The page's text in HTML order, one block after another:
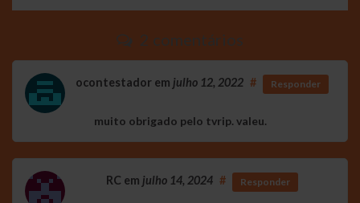
2 comentários
ocontestador em julho 12, 2022 # Responder
muito obrigado pelo tvrip. valeu.
RC em julho 14, 2024 # Responder